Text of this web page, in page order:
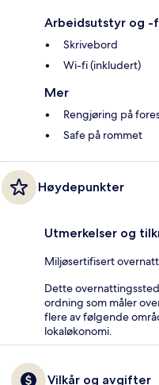
Arbeidsutstyr og
Skrivebord
Wi-fi (inkludert)
Mer
Rengjøring på
Safe på rommet
Høydepunkter
Utmerkelser og
Miljøsertifisert
Dette
ordning som måler
flere av følgende
lokaløkonomi.
Vilkår og avgifter